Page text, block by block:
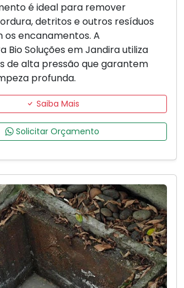
é ideal para remover
detritos e outros resíduos
os encanamentos. A
Bio Soluções em Jandira utiliza
de alta pressão que garantem
profunda.
Saiba Mais
Solicitar Orçamento